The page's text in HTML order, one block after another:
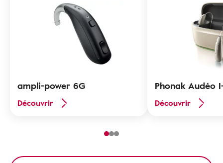
ampli-power 6G
Découvrir
Phonak Audéo
Découvrir